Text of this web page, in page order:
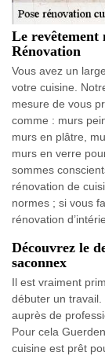
Le revêtement
Rénovation
Vous avez un
votre cuisine.
mesure de vous
comme : murs
murs en plâtre,
murs en verre
sommes
rénovation de
normes ; si vous
rénovation
Découvrez le
saconnex
Il est vraiment
débuter un travail.
auprès de
Pour cela
cuisine est prêt